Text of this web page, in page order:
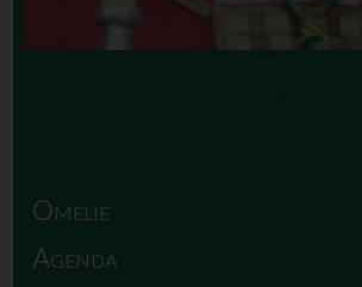
Omelie
Agenda